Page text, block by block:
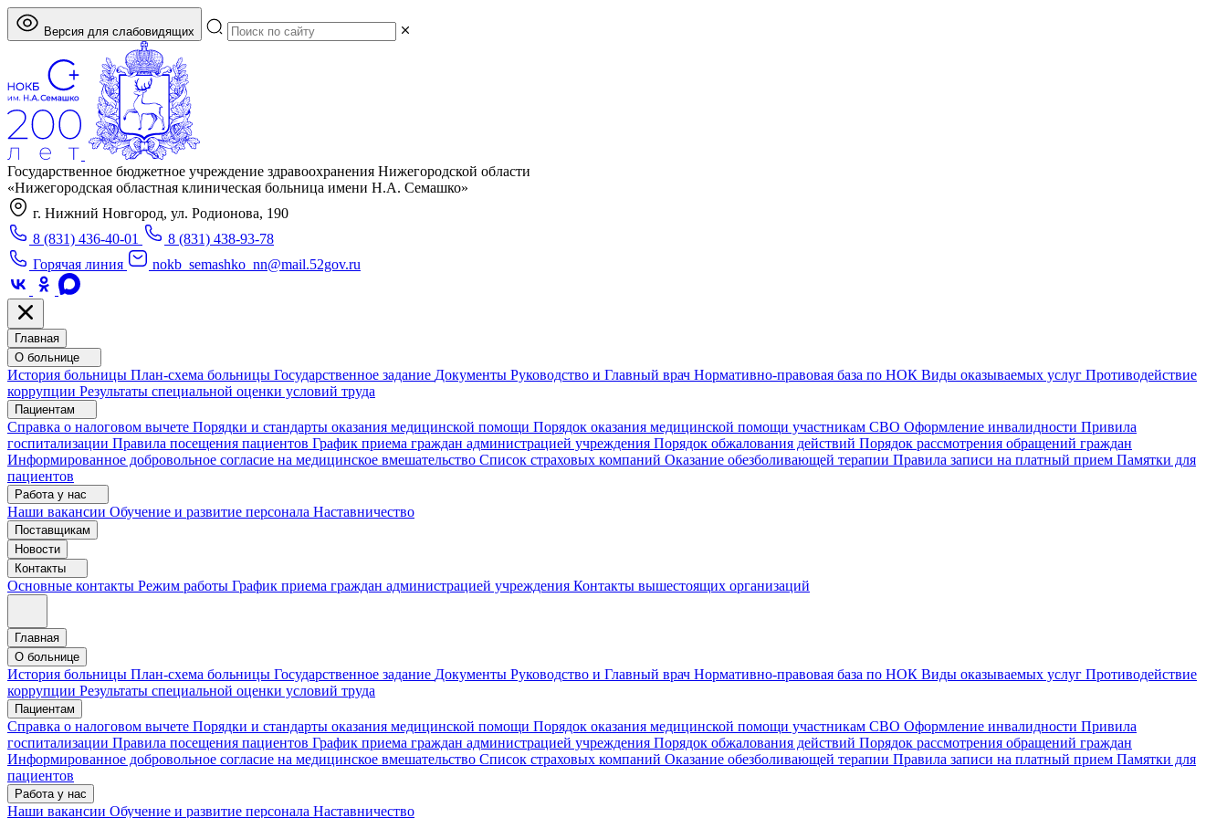
Версия для слабовидящих
Государственное бюджетное учреждение здравоохранения Нижегородской области
«Нижегородская областная клиническая больница имени Н.А. Семашко»
г. Нижний Новгород, ул. Родионова, 190
8 (831) 436-40-01
8 (831) 438-93-78
Горячая линия
nokb_semashko_nn@mail.52gov.ru
Главная
О больнице
История больницы План-схема больницы Государственное задание Документы Руководство и Главный врач Нормативно-правовая база по НОК Виды оказываемых услуг Противодействие
коррупции Результаты специальной оценки условий труда
Пациентам
Справка о налоговом вычете Порядки и стандарты оказания медицинской помощи Порядок оказания медицинской помощи участникам СВО Оформление инвалидности Привила
госпитализации Правила посещения пациентов График приема граждан администрацией учреждения Порядок обжалования действий Порядок рассмотрения обращений граждан
Информированное добровольное согласие на медицинское вмешательство Список страховых компаний Оказание обезболивающей терапии Правила записи на платный прием Памятки для
пациентов
Работа у нас
Наши вакансии Обучение и развитие персонала Наставничество
Поставщикам
Новости
Контакты
Основные контакты Режим работы График приема граждан администрацией учреждения Контакты вышестоящих организаций
Главная
О больнице
История больницы План-схема больницы Государственное задание Документы Руководство и Главный врач Нормативно-правовая база по НОК Виды оказываемых услуг Противодействие
коррупции Результаты специальной оценки условий труда
Пациентам
Справка о налоговом вычете Порядки и стандарты оказания медицинской помощи Порядок оказания медицинской помощи участникам СВО Оформление инвалидности Привила
госпитализации Правила посещения пациентов График приема граждан администрацией учреждения Порядок обжалования действий Порядок рассмотрения обращений граждан
Информированное добровольное согласие на медицинское вмешательство Список страховых компаний Оказание обезболивающей терапии Правила записи на платный прием Памятки для
пациентов
Работа у нас
Наши вакансии Обучение и развитие персонала Наставничество